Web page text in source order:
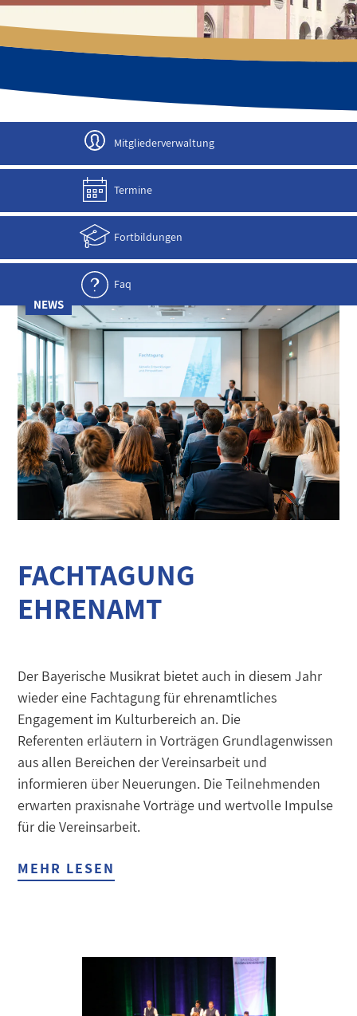
Mitgliederverwaltung
Termine
Fortbildungen
Faq
NEWS
FACHTAGUNG
EHRENAMT
Der Bayerische Musikrat bietet auch in diesem Jahr
wieder eine Fachtagung für ehrenamtliches
Engagement im Kulturbereich an. Die
Referenten erläutern in Vorträgen Grundlagenwissen
aus allen Bereichen der Vereinsarbeit und
informieren über Neuerungen. Die Teilnehmenden
erwarten praxisnahe Vorträge und wertvolle Impulse
für die Vereinsarbeit.
MEHR LESEN